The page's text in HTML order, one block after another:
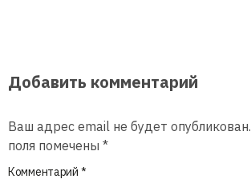
Добавить комментарий
Ваш адрес email не будет опубликован.
поля помечены *
Комментарий *